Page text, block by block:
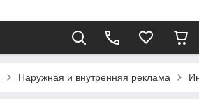
Наружная и внутренняя реклама